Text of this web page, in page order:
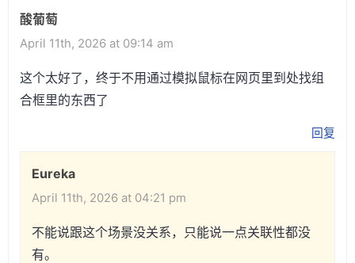
酸葡萄
April 11th, 2026 at 09:14 am
这个太好了，终于不用通过模拟鼠标在网页里到处找组
合框里的东西了
回复
Eureka
April 11th, 2026 at 04:21 pm
不能说跟这个场景没关系，只能说一点关联性都没
有。